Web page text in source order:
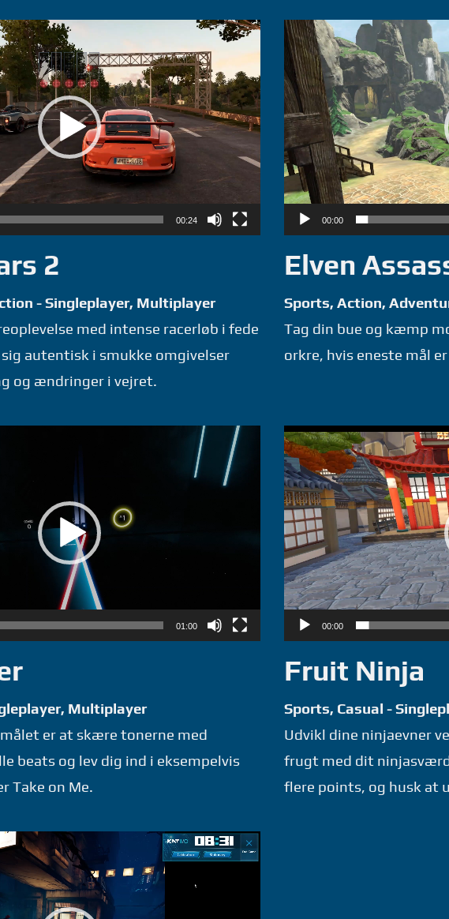
00:24
2
- Singleplayer, Multiplayer
med intense racerløb i fede
autentisk i smukke omgivelser
og ændringer i vejret.
Videoafspiller
00:00
Elven
Sports, Action,
Tag din bue og kæmp
orkre, hvis eneste mål
01:00
Multiplayer
er at skære tonerne med
beats og lev dig ind i eksempelvis
Take on Me.
Videoafspiller
00:00
Fruit Ninja
Sports, Casual -
Udvikl dine ninjaevner
frugt med dit
flere points, og husk at